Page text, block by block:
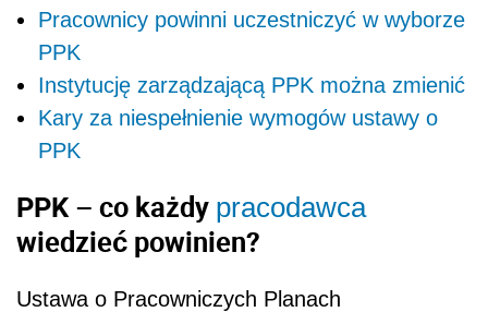
Pracownicy powinni uczestniczyć w wyborze
PPK
Instytucję zarządzającą PPK można zmienić
Kary za niespełnienie wymogów ustawy o
PPK
PPK – co każdy pracodawca
wiedzieć powinien?
Ustawa o Pracowniczych Planach